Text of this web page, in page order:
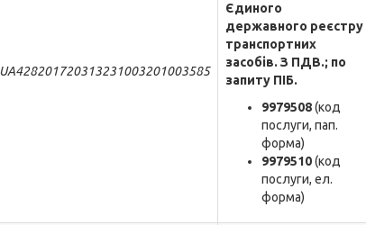
UA428201720313231003201003585
Єдиного
державного реєстру
транспортних
засобів. З ПДВ.; по
запиту ПІБ.
9979508(код
послуги, пап.
форма)
9979510(код
послуги, ел.
форма)